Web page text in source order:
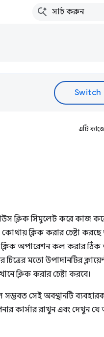
এটি
ক্লিক সিমুলেট করে কাজ
কোথায় ক্লিক করার চেষ্টা
অপারেশন কল করার ঠিক
মতো উপাদানটির
ক্লিক করার চেষ্টা করবে।
সেই অবস্থানটি
কার্সার রাখুন এবং দেখুন যে